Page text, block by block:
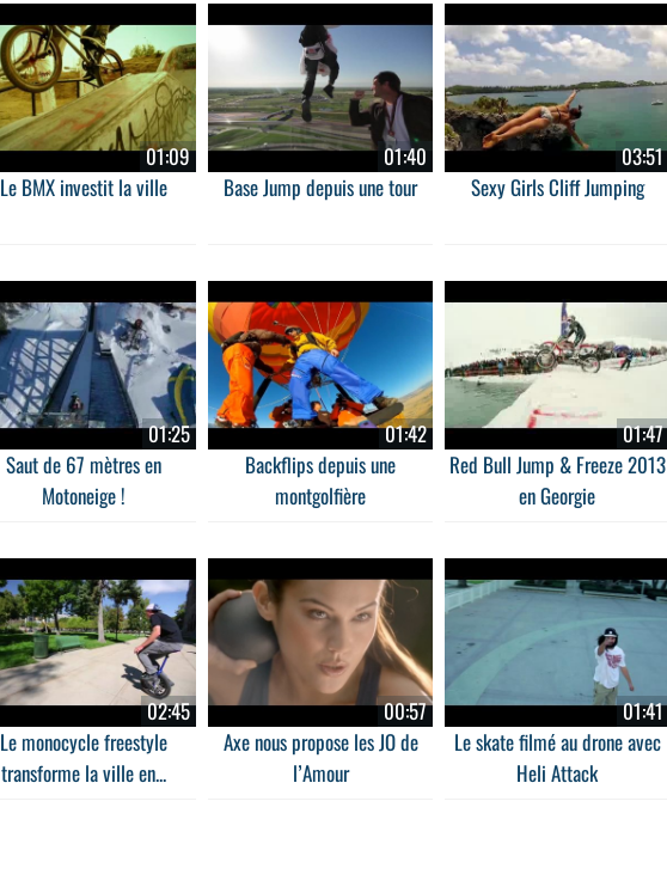
01:09
Le BMX investit la ville
01:40
Base Jump depuis une tour
03:51
Sexy Girls Cliff Jumping
01:25
Saut de 67 mètres en
Motoneige !
01:42
Backflips depuis une
montgolfière
01:47
Red Bull Jump & Freeze 2013
en Georgie
02:45
Le monocycle freestyle
transforme la ville en...
00:57
Axe nous propose les JO de
l’Amour
01:41
Le skate filmé au drone avec
Heli Attack